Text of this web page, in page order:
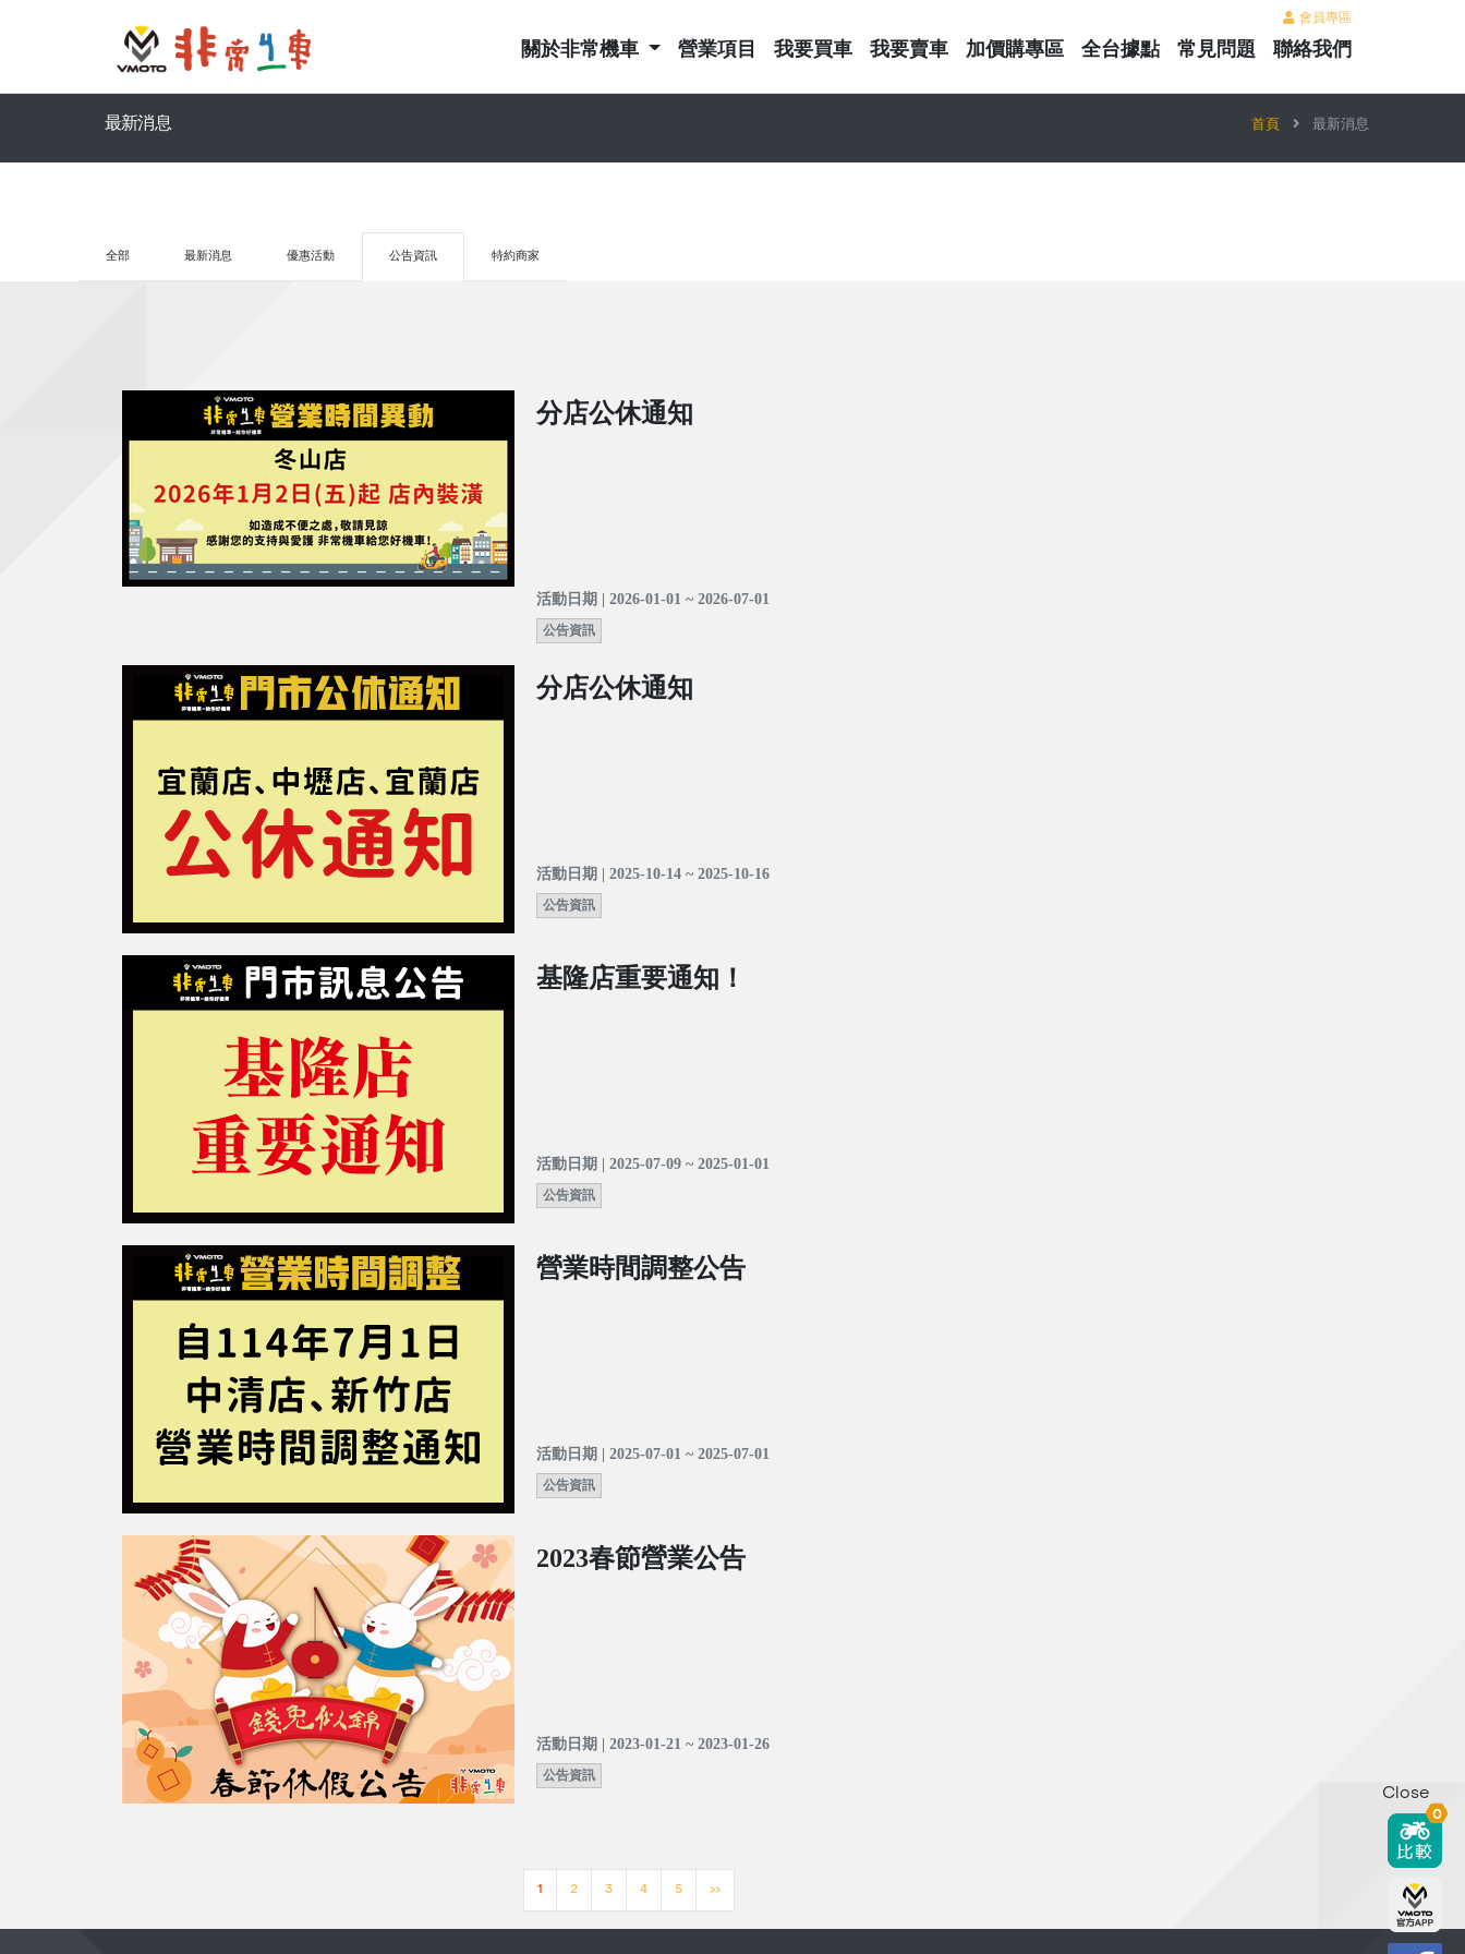
會員專區
關於非常機車 營業項目 我要買車 我要賣車 加價購專區 全台據點 常見問題 聯絡我們
最新消息 首頁 最新消息
全部 最新消息 優惠活動 公告資訊 特約商家
分店公休通知
活動日期 | 2026-01-01 ~ 2026-07-01
公告資訊
分店公休通知
活動日期 | 2025-10-14 ~ 2025-10-16
公告資訊
基隆店重要通知！
活動日期 | 2025-07-09 ~ 2025-01-01
公告資訊
營業時間調整公告
活動日期 | 2025-07-01 ~ 2025-07-01
公告資訊
2023春節營業公告
活動日期 | 2023-01-21 ~ 2023-01-26
公告資訊
1 2 3 4 5 >>
Close
0